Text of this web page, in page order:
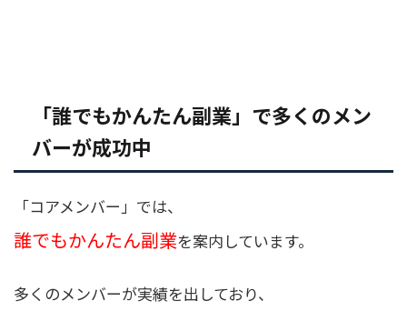
「誰でもかんたん副業」で多くのメン
バーが成功中
「コアメンバー」では、
誰でもかんたん副業を案内しています。
多くのメンバーが実績を出しており、